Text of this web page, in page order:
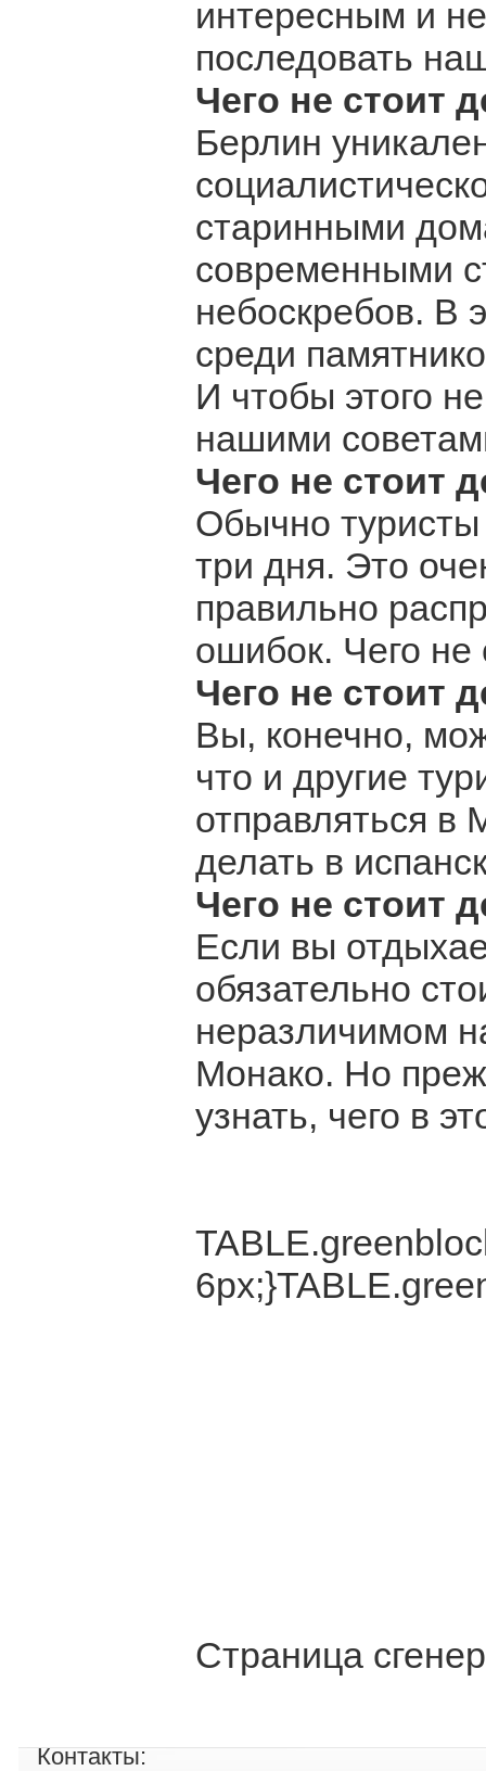
интересным и
последовать
Чего не стоит
Берлин
старинными
современными
небоскребов. В
среди
И чтобы этого
нашими
Чего не стоит
Обычно туристы
три дня. Это
правильно
ошибок. Чего не
Чего не стоит
Вы, конечно,
что и другие
отправляться в
делать в
Чего не стоит
Если вы
обязательно
неразличимом
Монако. Но
узнать, чего в
Страница
Контакты: